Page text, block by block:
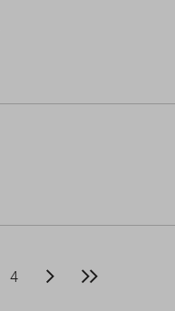
4
Nächste
Letzte